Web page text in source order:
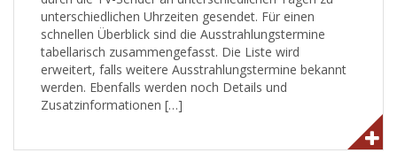
unterschiedlichen Uhrzeiten gesendet. Für einen
schnellen Überblick sind die Ausstrahlungstermine
tabellarisch zusammengefasst. Die Liste wird
erweitert, falls weitere Ausstrahlungstermine bekannt
werden. Ebenfalls werden noch Details und
Zusatzinformationen […]